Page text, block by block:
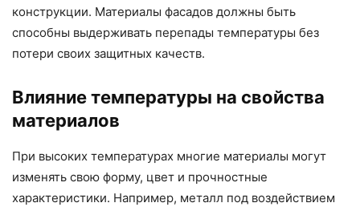
конструкции. Материалы фасадов должны быть
способны выдерживать перепады температуры без
потери своих защитных качеств.
Влияние температуры на свойства
материалов
При высоких температурах многие материалы могут
изменять свою форму, цвет и прочностные
характеристики. Например, металл под воздействием